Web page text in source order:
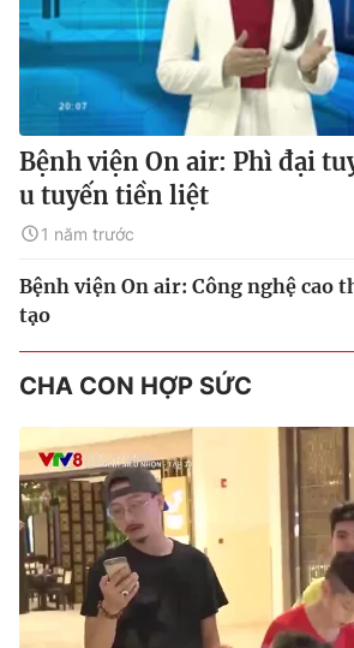
Bệnh viện On air: Phì đại
u tuyến tiền liệt
1 năm trước
Bệnh viện On air: Công nghệ cao
tạo
CHA CON HỢP SỨC